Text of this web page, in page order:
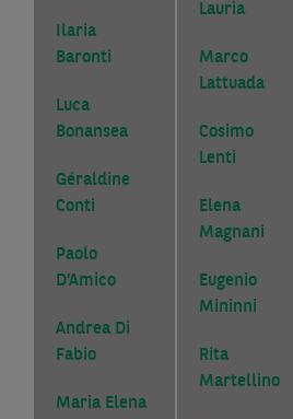
Ilaria
Baronti
Luca
Bonansea
Géraldine
Conti
Paolo
D’Amico
Andrea Di
Fabio
Maria Elena
Lauria
Marco
Lattuada
Cosimo
Lenti
Elena
Magnani
Eugenio
Mininni
Rita
Martellino